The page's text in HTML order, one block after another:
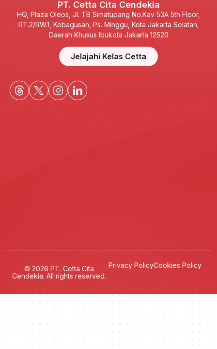
PT. Cetta Cita Cendekia
HQ, Plaza Oleos, Jl. TB Simatupang No.Kav 53A 5th Floor,
RT.2/RW.1, Kebagusan, Ps. Minggu, Kota Jakarta Selatan,
Daerah Khusus Ibukota Jakarta 12520
Jelajahi Kelas Cetta
© 2026 PT. Cetta Cita
Cendekia. All rights reserved.
Privacy PolicyCookies Policy